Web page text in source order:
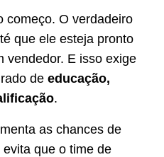
começo. O verdadeiro
que ele esteja pronto
vendedor. E isso exige
de educação,
.
as chances de
que o time de